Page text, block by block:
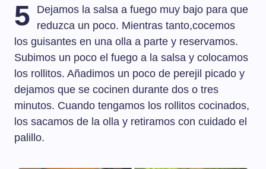
5
Dejamos la salsa a fuego muy bajo para que
reduzca un poco. Mientras tanto,cocemos
los guisantes en una olla a parte y reservamos.
Subimos un poco el fuego a la salsa y colocamos
los rollitos. Añadimos un poco de perejil picado y
dejamos que se cocinen durante dos o tres
minutos. Cuando tengamos los rollitos cocinados,
los sacamos de la olla y retiramos con cuidado el
palillo.